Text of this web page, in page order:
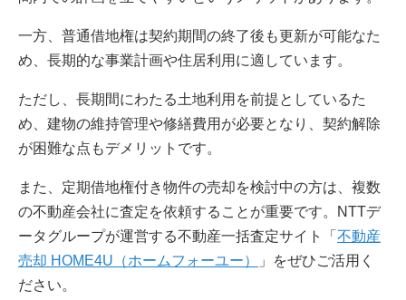
一方、普通借地権は契約期間の終了後も更新が可能なた
め、長期的な事業計画や住居利用に適しています。
ただし、長期間にわたる土地利用を前提としているた
め、建物の維持管理や修繕費用が必要となり、契約解除
が困難な点もデメリットです。
また、定期借地権付き物件の売却を検討中の方は、複数
の不動産会社に査定を依頼することが重要です。NTTデ
ータグループが運営する不動産一括査定サイト「 不動産
売却 HOME4U（ホームフォーユー）
」をぜひご活用く
ださい。